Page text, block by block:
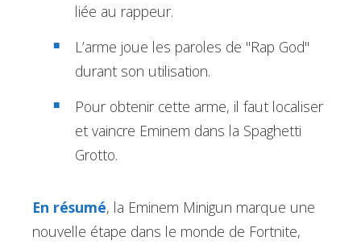
liée au rappeur.
L’arme joue les paroles de "Rap God"
durant son utilisation.
Pour obtenir cette arme, il faut localiser
et vaincre Eminem dans la Spaghetti
Grotto.
En résumé, la Eminem Minigun marque une
nouvelle étape dans le monde de Fortnite,